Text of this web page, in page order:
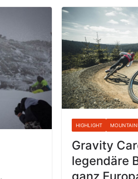
HIGHLIGHT
Gravity
legendäre